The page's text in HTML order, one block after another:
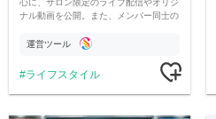
心に、サロン限定のライブ配信やオリジ
ナル動画を公開。また、メンバー同士の
ただいています。
運営ツール
ライフスタイル